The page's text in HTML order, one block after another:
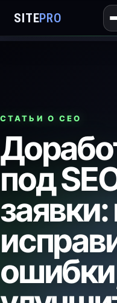
SITEPRO
СТАТЬИ О СЕО
под
заявки: